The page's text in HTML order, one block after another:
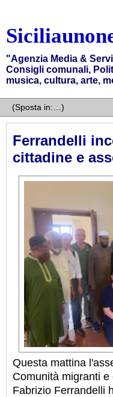
"Agenzia Media &
Consigli comunali,
musica, cultura, arte,
Ferrandelli
cittadine e
Questa mattina
Comunità migranti
Fabrizio Ferrandelli